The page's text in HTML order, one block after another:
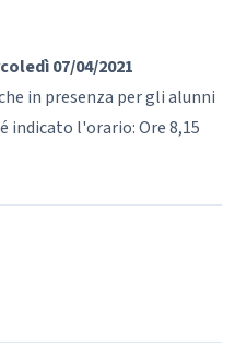
07/04/2021
in presenza per gli alunni
indicato l'orario: Ore 8,15